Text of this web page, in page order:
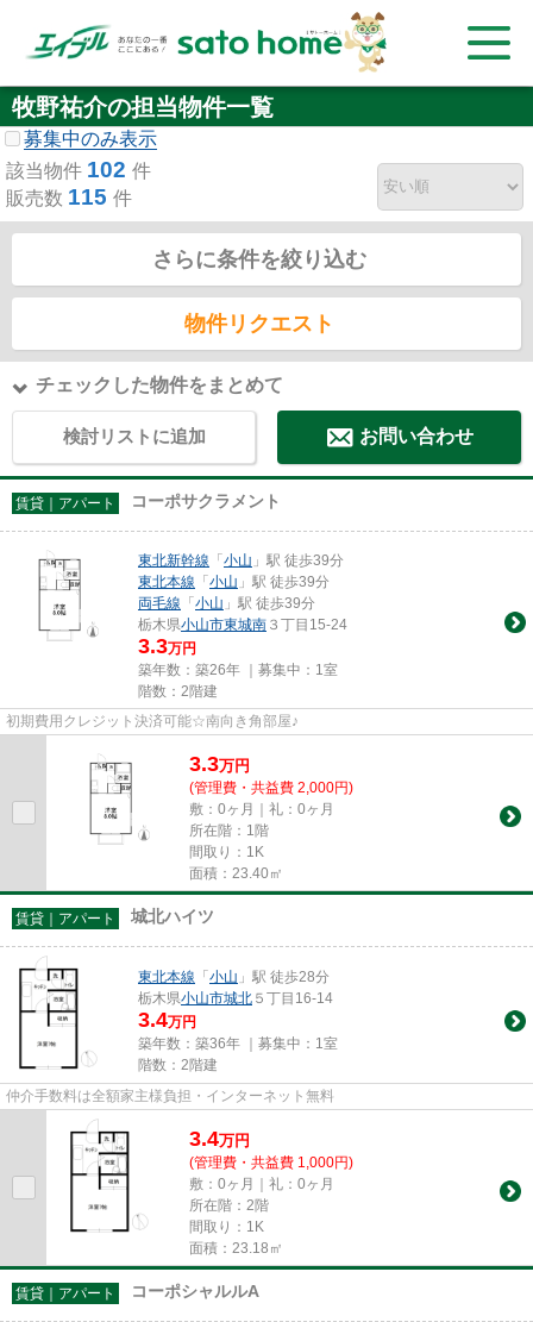
牧野祐介の担当物件一覧
募集中のみ表示
該当物件 102 件
販売数 115 件
さらに条件を絞り込む
物件リクエスト
チェックした物件をまとめて
検討リストに追加 お問い合わせ
賃貸｜アパート コーポサクラメント
東北新幹線 「小山 」駅 徒歩39分
東北本線 「小山 」駅 徒歩39分
両毛線 「小山 」駅 徒歩39分
栃木県小山市東城南 ３丁目15-24
3.3万円
築年数：築26年 ｜募集中： 1室
階数：2階建
初期費用クレジット決済可能☆南向き角部屋♪
3.3万円
(管理費・共益費 2,000円)
敷：0ヶ月｜礼：0ヶ月
所在階：1階
間取り：1K
面積：23.40㎡
賃貸｜アパート 城北ハイツ
東北本線 「小山 」駅 徒歩28分
栃木県小山市城北 ５丁目16-14
3.4万円
築年数：築36年 ｜募集中： 1室
階数：2階建
仲介手数料は全額家主様負担・インターネット無料
3.4万円
(管理費・共益費 1,000円)
敷：0ヶ月｜礼：0ヶ月
所在階：2階
間取り：1K
面積：23.18㎡
賃貸｜アパート コーポシャルルA